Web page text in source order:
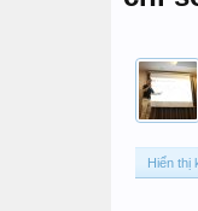
Hiển thị